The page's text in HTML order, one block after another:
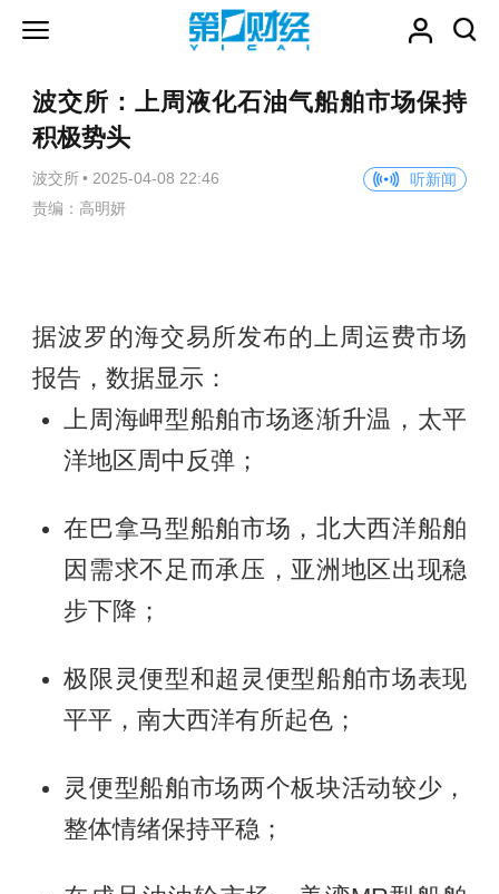
波交所：上周液化石油气船舶市场保持
积极势头
波交所 • 2025-04-08 22:46
听新闻
责编：高明妍
据波罗的海交易所发布的上周运费市场
报告，数据显示：
上周海岬型船舶市场逐渐升温，太平
洋地区周中反弹；
在巴拿马型船舶市场，北大西洋船舶
因需求不足而承压，亚洲地区出现稳
步下降；
极限灵便型和超灵便型船舶市场表现
平平，南大西洋有所起色；
灵便型船舶市场两个板块活动较少，
整体情绪保持平稳；